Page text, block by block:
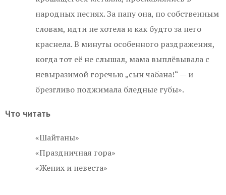
народных песнях. За папу она, по собственным
словам, идти не хотела и как будто за него
краснела. В минуты особенного раздражения,
когда тот её не слышал, мама выплёвывала с
невыразимой горечью „сын чабана!“ — и
брезгливо поджимала бледные губы».
Что читать
«Шайтаны»
«Праздничная гора»
«Жених и невеста»